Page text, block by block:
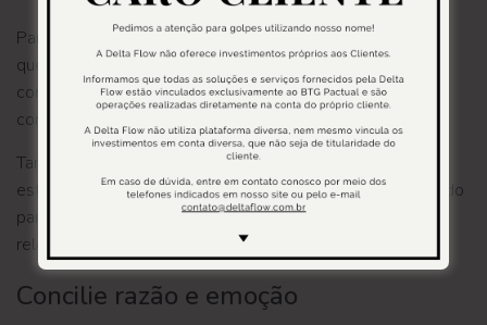
Para alguns investidores, boas empresas são aquelas
que
pagam mais dividendos. Para outros, as melhores
companhias para compor o portfólio podem ser aquelas
com alto potencial de crescimento, por exemplo.
Também é preciso estabelecer o nível de risco que você
está disposto a correr e quais oportunidades fazem sentido
para a sua estratégia. Assim, você terá orientações
relevantes para tomar uma decisão.
Concilie razão e emoção